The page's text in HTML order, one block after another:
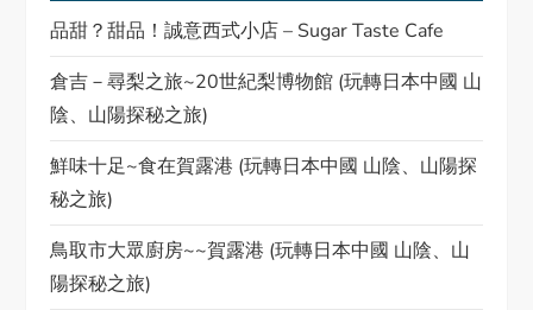
a
v
i
g
a
品甜？甜品！誠意西式小店 – Sugar Taste Cafe
倉吉－尋梨之旅~20世紀梨博物館 (玩轉日本中國 山
陰、山陽探秘之旅)
鮮味十足~食在賀露港 (玩轉日本中國 山陰、山陽探
秘之旅)
鳥取市大眾廚房~~賀露港 (玩轉日本中國 山陰、山
陽探秘之旅)